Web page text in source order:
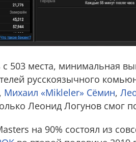
503 места, минимальная
русскоязычного
, Михаил «Mikleler» Сёмин,
Леонид Логунов смог
на 90% состоял из